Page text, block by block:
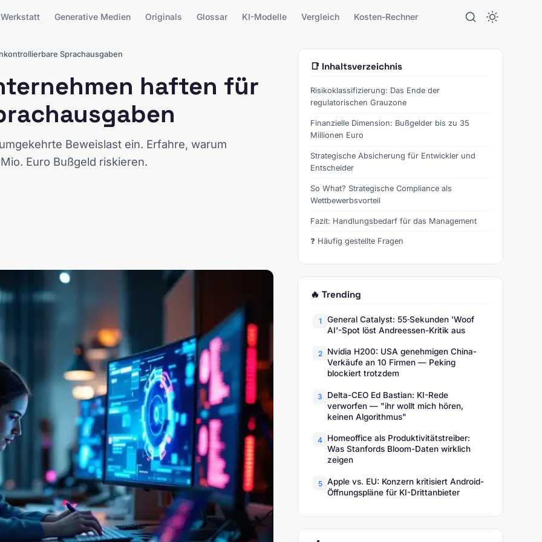
Werkstatt Generative Medien Originals Glossar KI-Modelle Vergleich Kosten-Rechner
Sprachausgaben
haften für
Beweislast ein. Erfahre, warum
Euro Bußgeld riskieren.
📑 Inhaltsverzeichnis
Risikoklassifizierung: Das Ende der
regulatorischen Grauzone
Finanzielle Dimension: Bußgelder bis zu 35
Millionen Euro
Strategische Absicherung für Entwickler und
Entscheider
So What? Strategische Compliance als
Wettbewerbsvorteil
Fazit: Handlungsbedarf für das Management
❓ Häufig gestellte Fragen
🔥 Trending
1
General Catalyst: 55‑Sekunden 'Woof
AI'-Spot löst Andreessen-Kritik aus
2
Nvidia H200: USA genehmigen China-
Verkäufe an 10 Firmen — Peking
blockiert trotzdem
3
Delta-CEO Ed Bastian: KI-Rede
verworfen — "ihr wollt mich hören,
keinen Algorithmus"
4 Homeoffice als Produktivitätstreiber:
Was Stanfords Bloom-Daten wirklich
zeigen
5 Apple vs. EU: Konzern kritisiert Android-
Öffnungspläne für KI-Drittanbieter